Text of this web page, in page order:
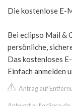
Die kostenlose E-
Bei eclipso Mail &
persönliche,
Das kostenloses
Einfach anmelden
Antrag auf